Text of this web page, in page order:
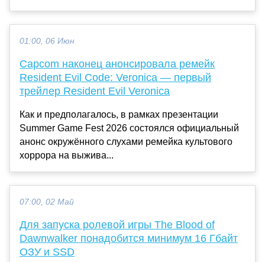
01:00, 06 Июн
Capcom наконец анонсировала ремейк
Resident Evil Code: Veronica — первый
трейлер Resident Evil Veronica
Как и предполагалось, в рамках презентации
Summer Game Fest 2026 состоялся официальный
анонс окружённого слухами ремейка культового
хоррора на выжива...
07:00, 02 Май
Для запуска ролевой игры The Blood of
Dawnwalker понадобится минимум 16 Гбайт
ОЗУ и SSD